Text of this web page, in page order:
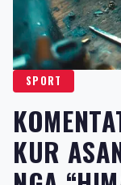
SPORT
KUR